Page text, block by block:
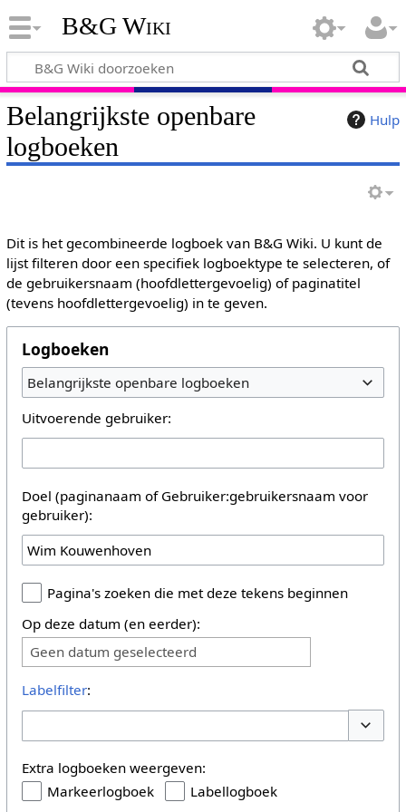
B&G Wiki
Hulp
Belangrijkste openbare
logboeken
Dit is het gecombineerde logboek van B&G Wiki. U kunt de
lijst filteren door een specifiek logboektype te selecteren, of
de gebruikersnaam (hoofdlettergevoelig) of paginatitel
(tevens hoofdlettergevoelig) in te geven.
Logboeken
Belangrijkste openbare logboeken
Uitvoerende gebruiker:
Doel (paginanaam of Gebruiker:gebruikersnaam voor
gebruiker):
Pagina's zoeken die met deze tekens beginnen
Op deze datum (en eerder):
Geen datum geselecteerd
Labelfilter:
Extra logboeken weergeven:
Markeerlogboek
Labellogboek